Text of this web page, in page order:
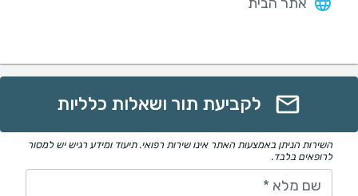
לקביעת תור ושאלות כלליות
השירות הניתן באמצעות האתר אינו שירות רפואי. תיעוד ומידע רגיש יש למסור
לרופאים בלבד.
שם מלא *